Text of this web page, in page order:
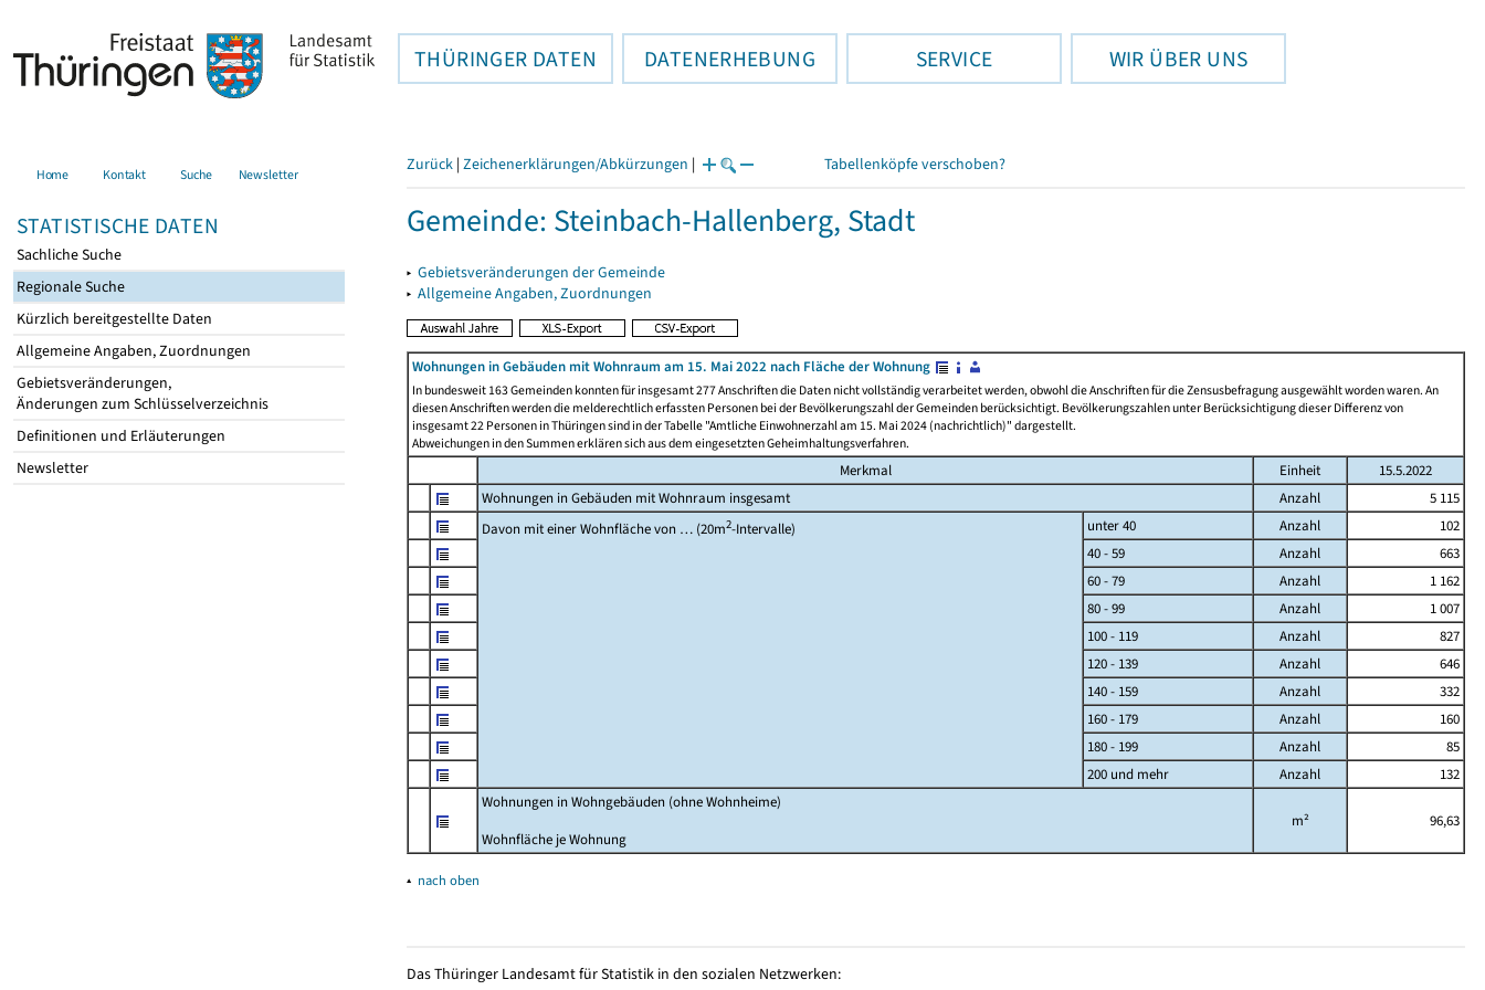
THÜRINGER DATEN DATENERHEBUNG SERVICE WIR ÜBER UNS
Home Kontakt Suche Newsletter
STATISTISCHE DATEN
Sachliche Suche
Regionale Suche
Kürzlich bereitgestellte Daten
Allgemeine Angaben, Zuordnungen
Gebietsveränderungen,
Änderungen zum Schlüsselverzeichnis
Definitionen und Erläuterungen
Newsletter
Zurück | Zeichenerklärungen/Abkürzungen | Tabellenköpfe verschoben?
Gemeinde: Steinbach-Hallenberg, Stadt
▸ Gebietsveränderungen der Gemeinde
▸ Allgemeine Angaben, Zuordnungen
Wohnungen in Gebäuden mit Wohnraum am 15. Mai 2022 nach Fläche der Wohnung
In bundesweit 163 Gemeinden konnten für insgesamt 277 Anschriften die Daten nicht vollständig verarbeitet werden, obwohl die Anschriften für die Zensusbefragung ausgewählt worden waren. An
diesen Anschriften werden die melderechtlich erfassten Personen bei der Bevölkerungszahl der Gemeinden berücksichtigt. Bevölkerungszahlen unter Berücksichtigung dieser Differenz von
insgesamt 22 Personen in Thüringen sind in der Tabelle "Amtliche Einwohnerzahl am 15. Mai 2024 (nachrichtlich)" dargestellt.
Abweichungen in den Summen erklären sich aus dem eingesetzten Geheimhaltungsverfahren.
Merkmal Einheit
15.5.2022
Wohnungen in Gebäuden mit Wohnraum insgesamt
Anzahl
5 115
Davon mit einer Wohnfläche von … (20m2-Intervalle) unter 40 Anzahl
102
40 - 59
Anzahl
663
60 - 79
Anzahl
1 162
80 - 99
Anzahl
1 007
100 - 119
Anzahl
827
120 - 139
Anzahl
646
140 - 159
Anzahl
332
160 - 179
Anzahl
160
180 - 199
Anzahl
85
200 und mehr
Anzahl
132
Wohnungen in Wohngebäuden (ohne Wohnheime)
Wohnfläche je Wohnung
m² 96,63
▴ nach oben
Das Thüringer Landesamt für Statistik in den sozialen Netzwerken: